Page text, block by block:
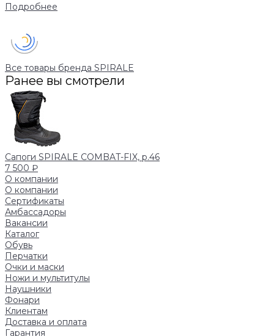
Подробнее
Все товары бренда SPIRALE
Ранее вы смотрели
Сапоги SPIRALE COMBAT-FIX, р.46
7 500 ₽
О компании
О компании
Сертификаты
Амбассадоры
Вакансии
Каталог
Обувь
Перчатки
Очки и маски
Ножи и мультитулы
Наушники
Фонари
Клиентам
Доставка и оплата
Гарантия